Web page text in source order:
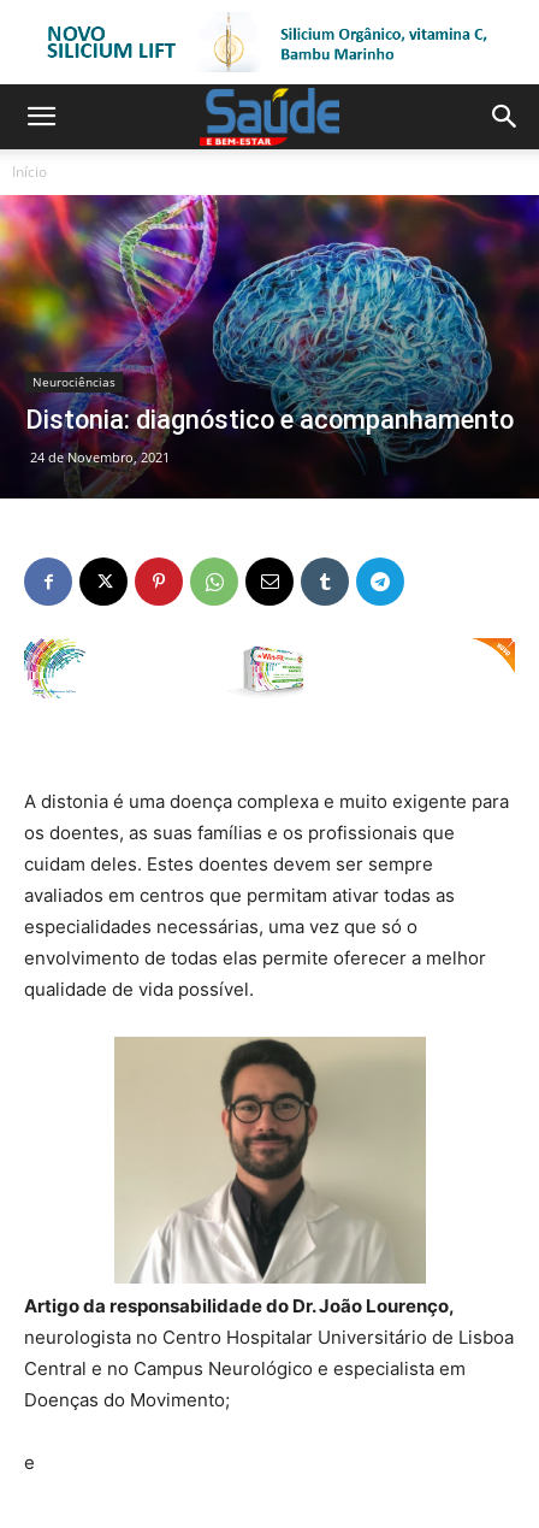
Início
Neurociências
Distonia: diagnóstico e acompanhamento
24 de Novembro, 2021
A distonia é uma doença complexa e muito exigente para
os doentes, as suas famílias e os profissionais que
cuidam deles. Estes doentes devem ser sempre
avaliados em centros que permitam ativar todas as
especialidades necessárias, uma vez que só o
envolvimento de todas elas permite oferecer a melhor
qualidade de vida possível.
Artigo da responsabilidade do Dr. João Lourenço,
neurologista no Centro Hospitalar Universitário de Lisboa
Central e no Campus Neurológico e especialista em
Doenças do Movimento;
e